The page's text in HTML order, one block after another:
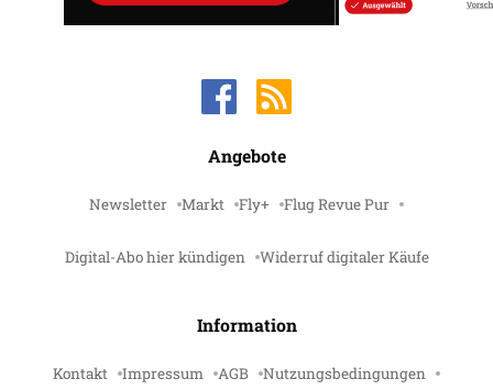
Angebote
Newsletter Markt Fly+ Flug Revue Pur
Digital-Abo hier kündigen Widerruf digitaler Käufe
Information
Kontakt Impressum AGB Nutzungsbedingungen